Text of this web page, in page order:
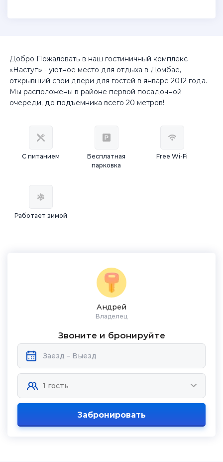
Добро Пожаловать в наш гостиничный комплекс
«Наступ» - уютное место для отдыха в Домбае,
открывший свои двери для гостей в январе 2012 года.
Мы расположены в районе первой посадочной
очереди, до подъемника всего 20 метров!
С питанием
Бесплатная
парковка
Free Wi-Fi
Работает зимой
Андрей
Владелец
Звоните и бронируйте
Забронировать